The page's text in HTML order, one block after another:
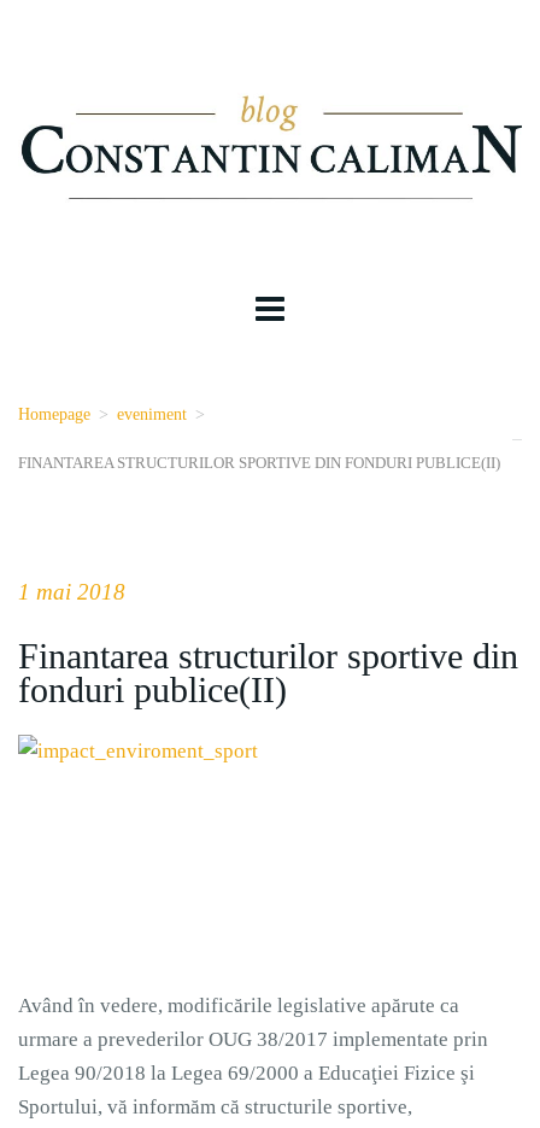
Homepage > eveniment >
FINANTAREA STRUCTURILOR SPORTIVE DIN FONDURI PUBLICE(II)
1 mai 2018
Finantarea structurilor sportive din
fonduri publice(II)
Având în vedere, modificările legislative apărute ca
urmare a prevederilor OUG 38/2017 implementate prin
Legea 90/2018 la Legea 69/2000 a Educaţiei Fizice şi
Sportului, vă informăm că structurile sportive,